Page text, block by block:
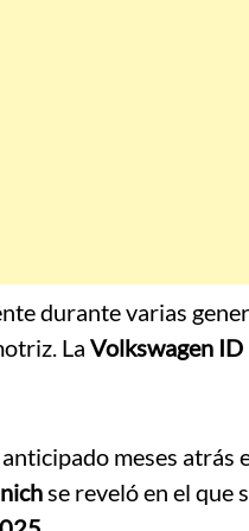
durante varias
La Volkswagen ID
meses atrás
se reveló en el que